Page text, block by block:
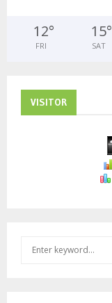
12°
FRI
15°
SAT
VISITOR